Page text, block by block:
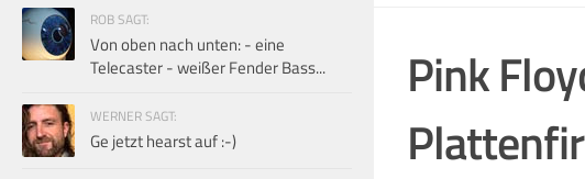
Pink
ROB SAGT:
Von oben nach unten: - eine
Telecaster - weißer Fender Bass...
WERNER SAGT:
Ge jetzt hearst auf :-)